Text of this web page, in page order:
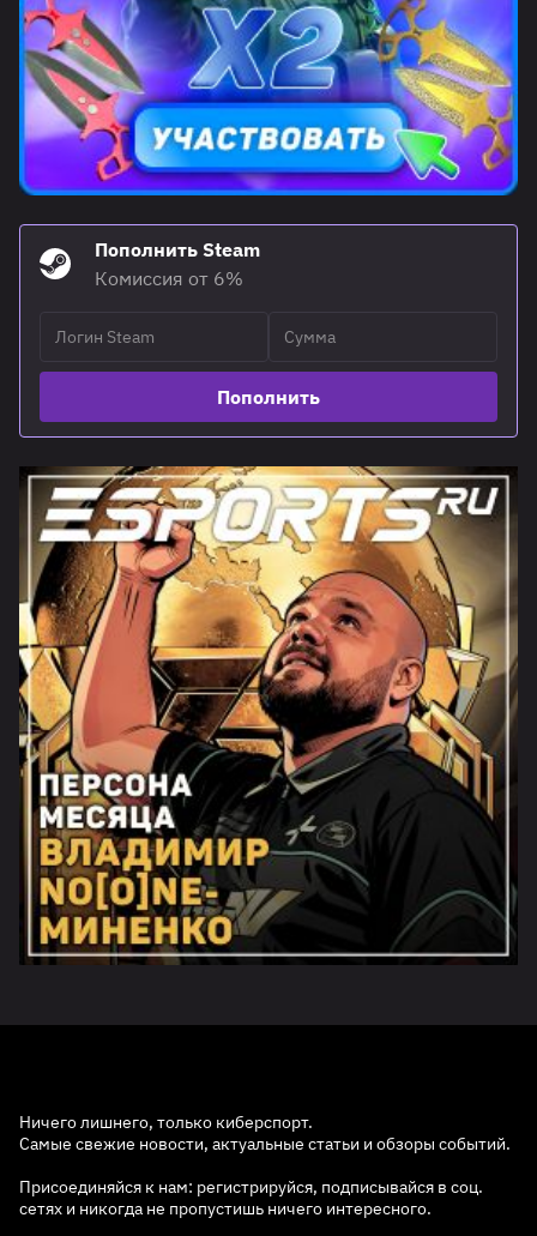
Пополнить Steam
Комиссия от 6%
Пополнить
Ничего лишнего, только киберспорт.
Самые свежие новости, актуальные статьи и обзоры событий.
Присоединяйся к нам: регистрируйся, подписывайся в соц.
сетях и никогда не пропустишь ничего интересного.